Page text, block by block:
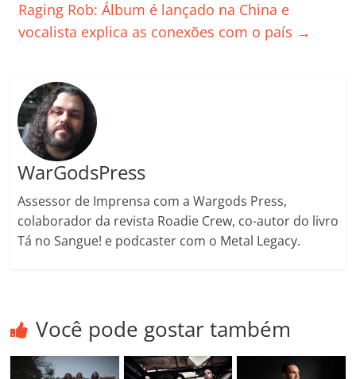
o
k
p a
ss
k h
ar
Raging Rob: Álbum é lançado na China e
vocalista explica as conexões com o país →
WarGodsPress
Assessor de Imprensa com a Wargods Press,
colaborador da revista Roadie Crew, co-autor do livro
Tá no Sangue! e podcaster com o Metal Legacy.
Você pode gostar também